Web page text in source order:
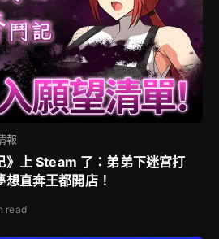
報
》上 Steam 了：弟弟下迷宮打
直奔王都開店！
read